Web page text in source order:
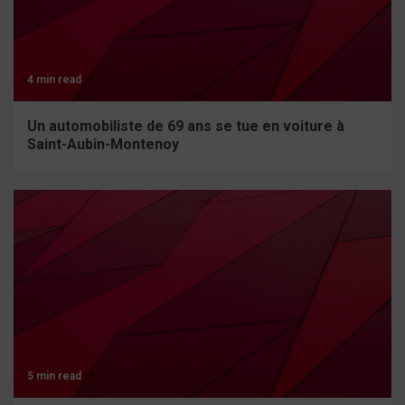
4 min read
Un automobiliste de 69 ans se tue en voiture à
Saint-Aubin-Montenoy
5 min read